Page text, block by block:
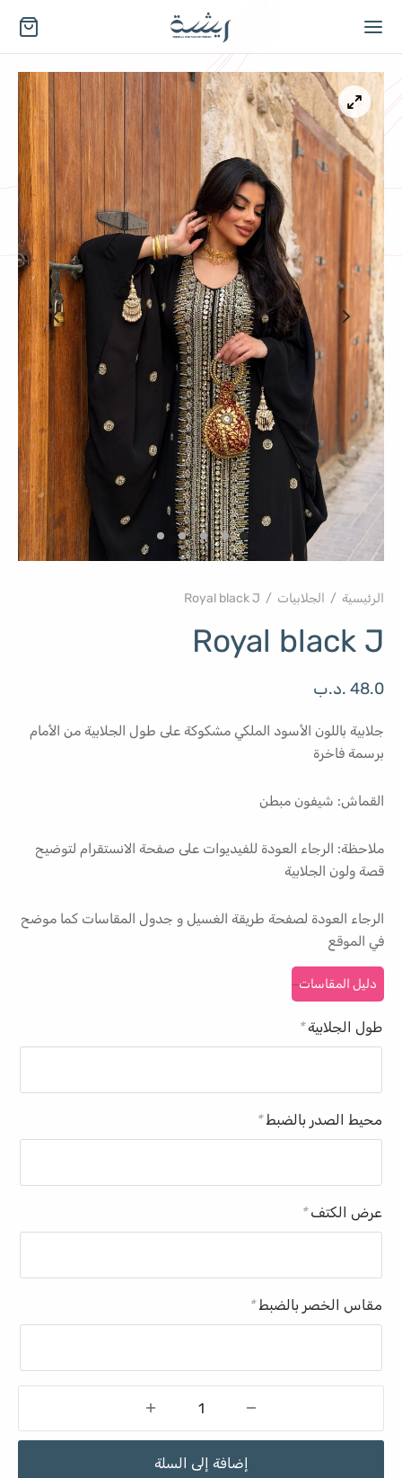
الرئيسية / الجلابيات /
Royal black J
48.0 .د.ب
جلابية باللون الأسود الملكي مشكوكة على طول الجلابية من الأمام
برسمة فاخرة
القماش: شيفون مبطن
ملاحظة: الرجاء العودة للفيديوات على صفحة الانستقرام لتوضيح
قصة ولون الجلابية
الرجاء العودة لصفحة طريقة الغسيل و جدول المقاسات كما موضح
في الموقع
دليل المقاسات
طول الجلابية*
محيط الصدر بالضبط*
عرض الكتف*
مقاس الخصر بالضبط*
إضافة إلى السلة